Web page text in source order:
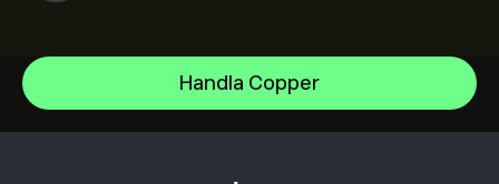
Handla Copper
Gold
Oil